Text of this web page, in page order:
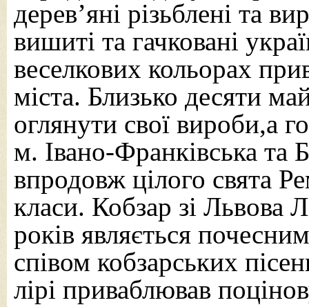
дерев’яні різьблені та
вишиті та гачковані
веселкових кольорах
міста. Близько десяти
оглянути свої вироби,а
м. Івано-Франківська
впродовж цілого свята
класи. Кобзар зі Львова
років являється
співом кобзарських
лірі приваблював